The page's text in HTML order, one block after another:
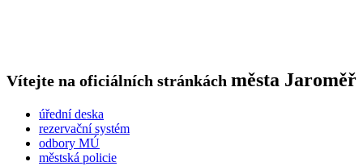
Vítejte na oficiálních stránkách města Jaroměř
úřední deska
rezervační systém
odbory MÚ
městská policie